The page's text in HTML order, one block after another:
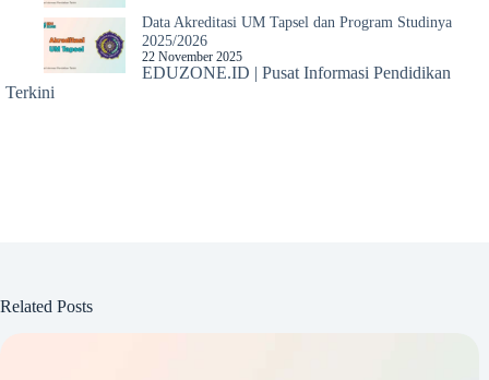
Data Akreditasi UM Tapsel dan Program Studinya
2025/2026
22 November 2025
EDUZONE.ID | Pusat Informasi Pendidikan
Terkini
Related Posts